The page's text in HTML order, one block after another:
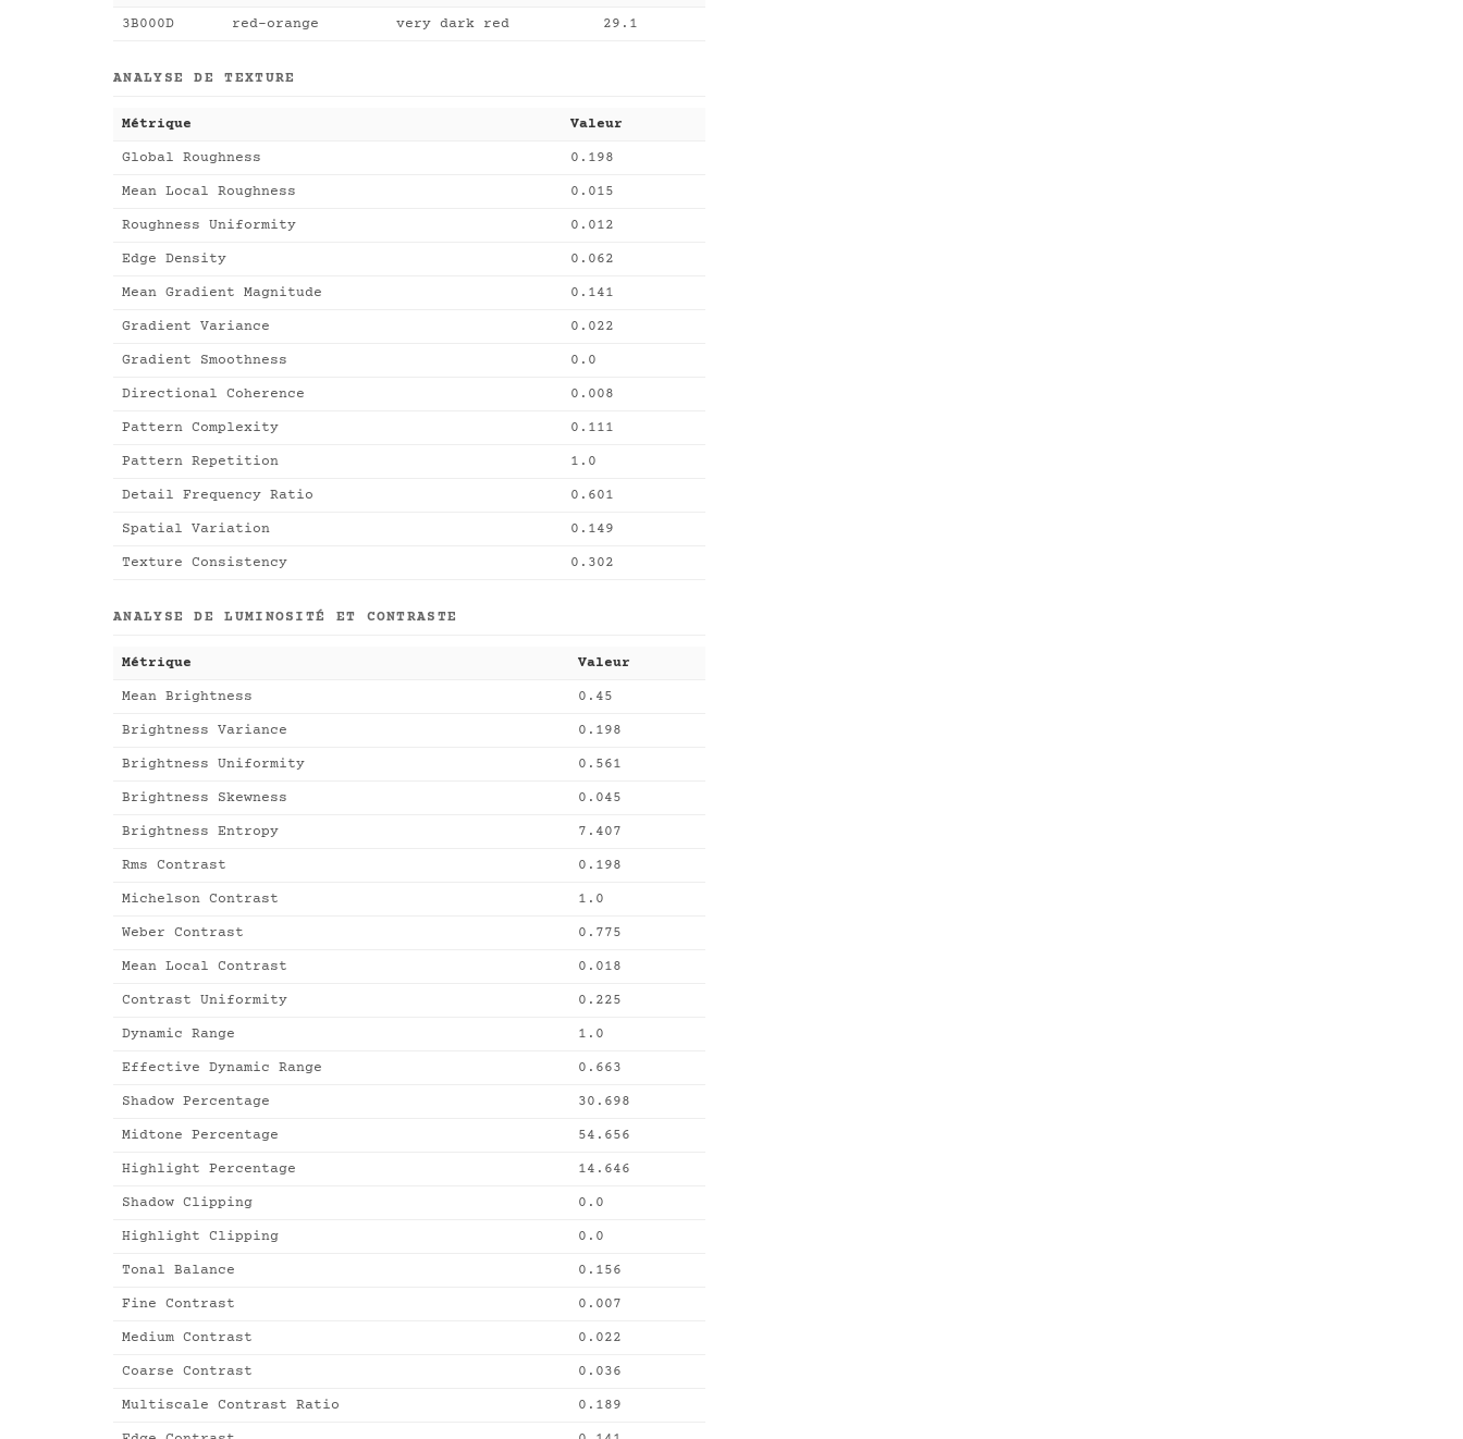
3B000D red-orange very dark red 29.1
ANALYSE DE TEXTURE
Métrique Valeur
Global Roughness 0.198
Mean Local Roughness 0.015
Roughness Uniformity 0.012
Edge Density 0.062
Mean Gradient Magnitude 0.141
Gradient Variance 0.022
Gradient Smoothness 0.0
Directional Coherence 0.008
Pattern Complexity 0.111
Pattern Repetition 1.0
Detail Frequency Ratio 0.601
Spatial Variation 0.149
Texture Consistency 0.302
ANALYSE DE LUMINOSITÉ ET CONTRASTE
Métrique Valeur
Mean Brightness 0.45
Brightness Variance 0.198
Brightness Uniformity 0.561
Brightness Skewness 0.045
Brightness Entropy 7.407
Rms Contrast 0.198
Michelson Contrast 1.0
Weber Contrast 0.775
Mean Local Contrast 0.018
Contrast Uniformity 0.225
Dynamic Range 1.0
Effective Dynamic Range 0.663
Shadow Percentage 30.698
Midtone Percentage 54.656
Highlight Percentage 14.646
Shadow Clipping 0.0
Highlight Clipping 0.0
Tonal Balance 0.156
Fine Contrast 0.007
Medium Contrast 0.022
Coarse Contrast 0.036
Multiscale Contrast Ratio 0.189